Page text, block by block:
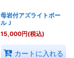
母岩付アズライトボー
ルＪ
15,000円(税込)
カートに入れる